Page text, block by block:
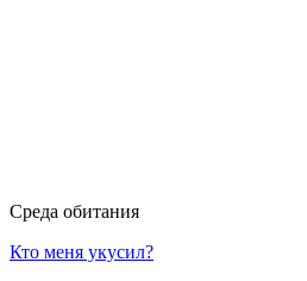
Среда обитания
Кто меня укусил?